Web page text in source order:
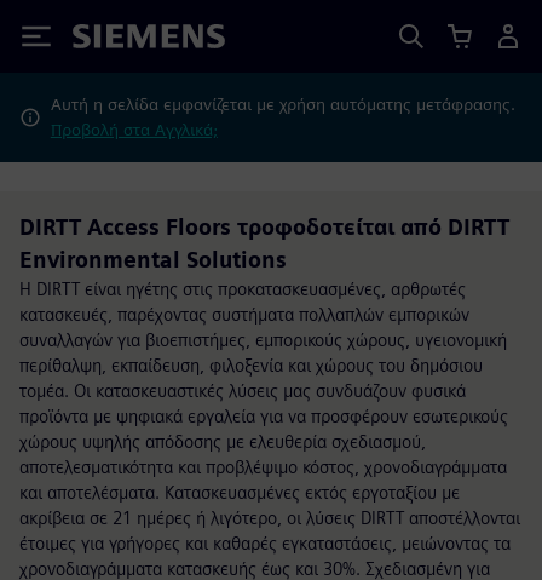
Siemens
Αυτή η σελίδα εμφανίζεται με χρήση αυτόματης μετάφρασης.
Προβολή στα Αγγλικά;
DIRTT Access Floors τροφοδοτείται από DIRTT
Environmental Solutions
Η DIRTT είναι ηγέτης στις προκατασκευασμένες, αρθρωτές
κατασκευές, παρέχοντας συστήματα πολλαπλών εμπορικών
συναλλαγών για βιοεπιστήμες, εμπορικούς χώρους, υγειονομική
περίθαλψη, εκπαίδευση, φιλοξενία και χώρους του δημόσιου
τομέα. Οι κατασκευαστικές λύσεις μας συνδυάζουν φυσικά
προϊόντα με ψηφιακά εργαλεία για να προσφέρουν εσωτερικούς
χώρους υψηλής απόδοσης με ελευθερία σχεδιασμού,
αποτελεσματικότητα και προβλέψιμο κόστος, χρονοδιαγράμματα
και αποτελέσματα. Κατασκευασμένες εκτός εργοταξίου με
ακρίβεια σε 21 ημέρες ή λιγότερο, οι λύσεις DIRTT αποστέλλονται
έτοιμες για γρήγορες και καθαρές εγκαταστάσεις, μειώνοντας τα
χρονοδιαγράμματα κατασκευής έως και 30%. Σχεδιασμένη για